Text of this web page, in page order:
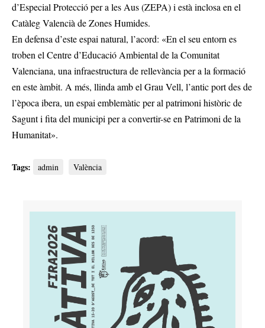
d’Especial Protecció per a les Aus (ZEPA) i està inclosa en el
Catàleg Valencià de Zones Humides.
En defensa d’este espai natural, l’acord: «En el seu entorn es
troben el Centre d’Educació Ambiental de la Comunitat
Valenciana, una infraestructura de rellevància per a la formació
en este àmbit. A més, llinda amb el Grau Vell, l’antic port des de
l’època ibera, un espai emblemàtic per al patrimoni històric de
Sagunt i fita del municipi per a convertir-se en Patrimoni de la
Humanitat».
Tags: admin València